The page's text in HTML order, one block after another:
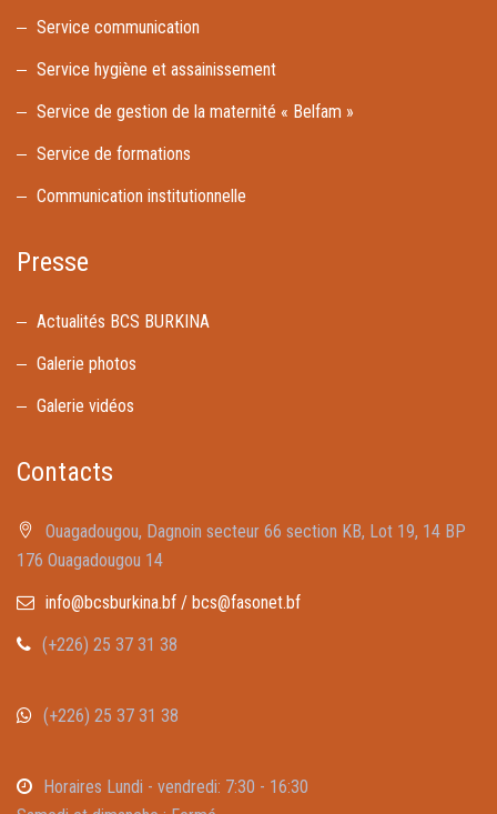
Service communication
Service hygiène et assainissement
Service de gestion de la maternité « Belfam »
Service de formations
Communication institutionnelle
Presse
Actualités BCS BURKINA
Galerie photos
Galerie vidéos
Contacts
Ouagadougou, Dagnoin secteur 66 section KB, Lot 19, 14 BP
176 Ouagadougou 14
info@bcsburkina.bf / bcs@fasonet.bf
(+226) 25 37 31 38
(+226) 25 37 31 38
Horaires Lundi - vendredi: 7:30 - 16:30